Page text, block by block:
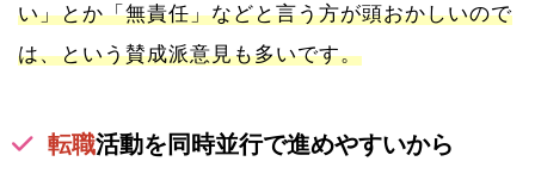
い」とか「無責任」などと言う方が頭おかしいので
は、という賛成派意見も多いです。
転職活動を同時並行で進めやすいから